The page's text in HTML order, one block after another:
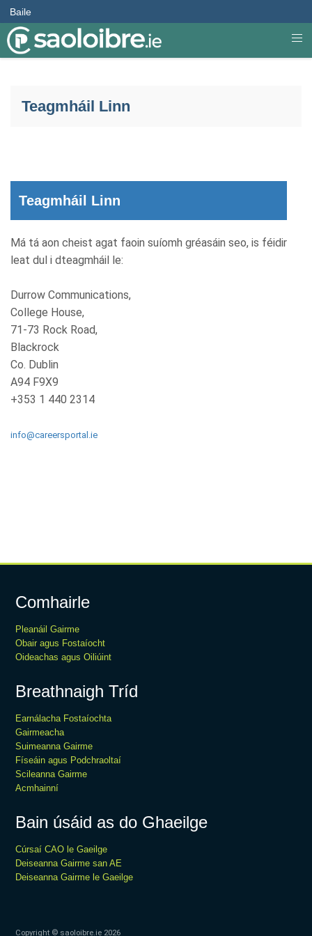
Baile
Teagmháil Linn
Teagmháil Linn
Má tá aon cheist agat faoin suíomh gréasáin seo, is féidir
leat dul i dteagmháil le:
Durrow Communications,
College House,
71-73 Rock Road,
Blackrock
Co. Dublin
A94 F9X9
+353 1 440 2314
info@careersportal.ie
Comhairle
Pleanáil Gairme
Obair agus Fostaíocht
Oideachas agus Oiliúint
Breathnaigh Tríd
Earnálacha Fostaíochta
Gairmeacha
Suimeanna Gairme
Físeáin agus Podchraoltaí
Scileanna Gairme
Acmhainní
Bain úsáid as do Ghaeilge
Cúrsaí CAO le Gaeilge
Deiseanna Gairme san AE
Deiseanna Gairme le Gaeilge
Copyright © saoloibre.ie 2026